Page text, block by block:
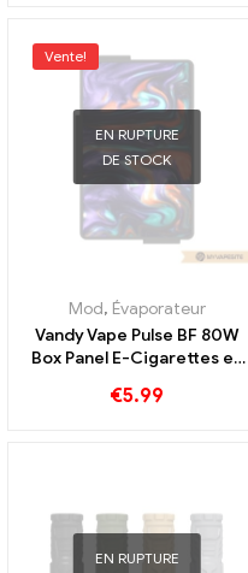
Vente!
EN RUPTURE
DE STOCK
Mod, Évaporateur
Vandy Vape Pulse BF 80W
Box Panel E-Cigarettes en
€5.99
EN RUPTURE